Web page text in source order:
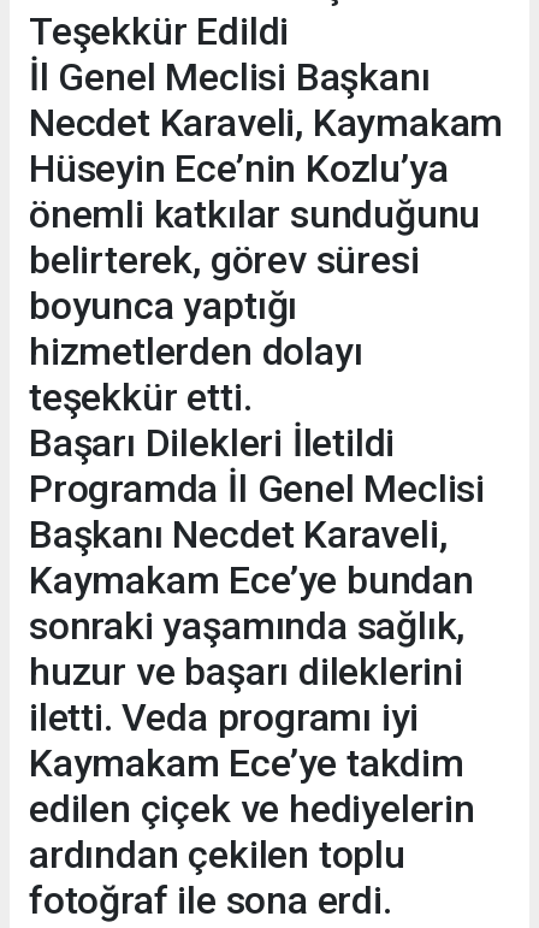
Teşekkür Edildi
İl Genel Meclisi Başkanı
Necdet Karaveli, Kaymakam
Hüseyin Ece’nin Kozlu’ya
önemli katkılar sunduğunu
belirterek, görev süresi
boyunca yaptığı
hizmetlerden dolayı
teşekkür etti.
Başarı Dilekleri İletildi
Programda İl Genel Meclisi
Başkanı Necdet Karaveli,
Kaymakam Ece’ye bundan
sonraki yaşamında sağlık,
huzur ve başarı dileklerini
iletti. Veda programı iyi
Kaymakam Ece’ye takdim
edilen çiçek ve hediyelerin
ardından çekilen toplu
fotoğraf ile sona erdi.